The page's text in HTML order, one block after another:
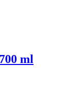
ml